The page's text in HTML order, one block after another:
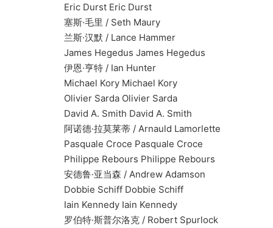
Eric Durst Eric Durst
塞斯·毛里 / Seth Maury
兰斯·汉默 / Lance Hammer
James Hegedus James Hegedus
伊恩·亨特 / Ian Hunter
Michael Kory Michael Kory
Olivier Sarda Olivier Sarda
David A. Smith David A. Smith
阿诺德·拉莫莱蒂 / Arnauld Lamorlette
Pasquale Croce Pasquale Croce
Philippe Rebours Philippe Rebours
安德鲁·亚当森 / Andrew Adamson
Dobbie Schiff Dobbie Schiff
Iain Kennedy Iain Kennedy
罗伯特·斯普尔洛克 / Robert Spurlock